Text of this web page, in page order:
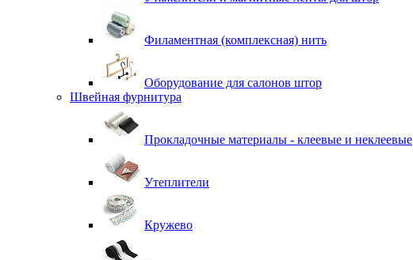
Филаментная (комплексная) нить
Оборудование для салонов штор
Швейная фурнитура
Прокладочные материалы - клеевые и неклеевые
Утеплители
Кружево